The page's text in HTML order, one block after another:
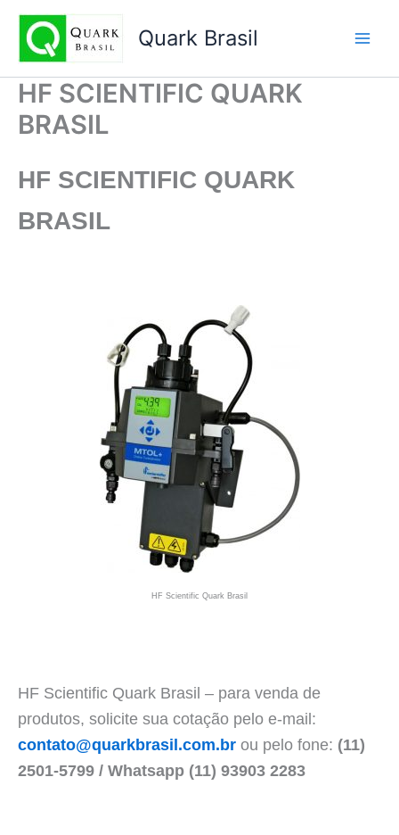
conteúdo
Quark Brasil
HF SCIENTIFIC QUARK
BRASIL
HF SCIENTIFIC QUARK
BRASIL
HF Scientific Quark Brasil
HF Scientific Quark Brasil – para venda de
produtos, solicite sua cotação pelo e-mail:
contato@quarkbrasil.com.br ou pelo fone: (11)
2501-5799 / Whatsapp (11) 93903 2283